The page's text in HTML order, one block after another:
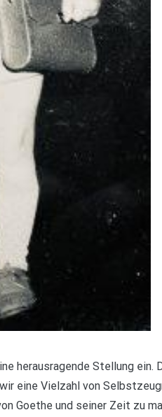
herausragende Stellung
eine Vielzahl von
Goethe und seiner Zeit zu